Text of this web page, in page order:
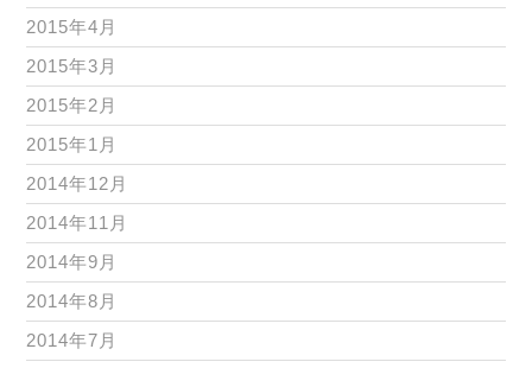
2015年4月
2015年3月
2015年2月
2015年1月
2014年12月
2014年11月
2014年9月
2014年8月
2014年7月